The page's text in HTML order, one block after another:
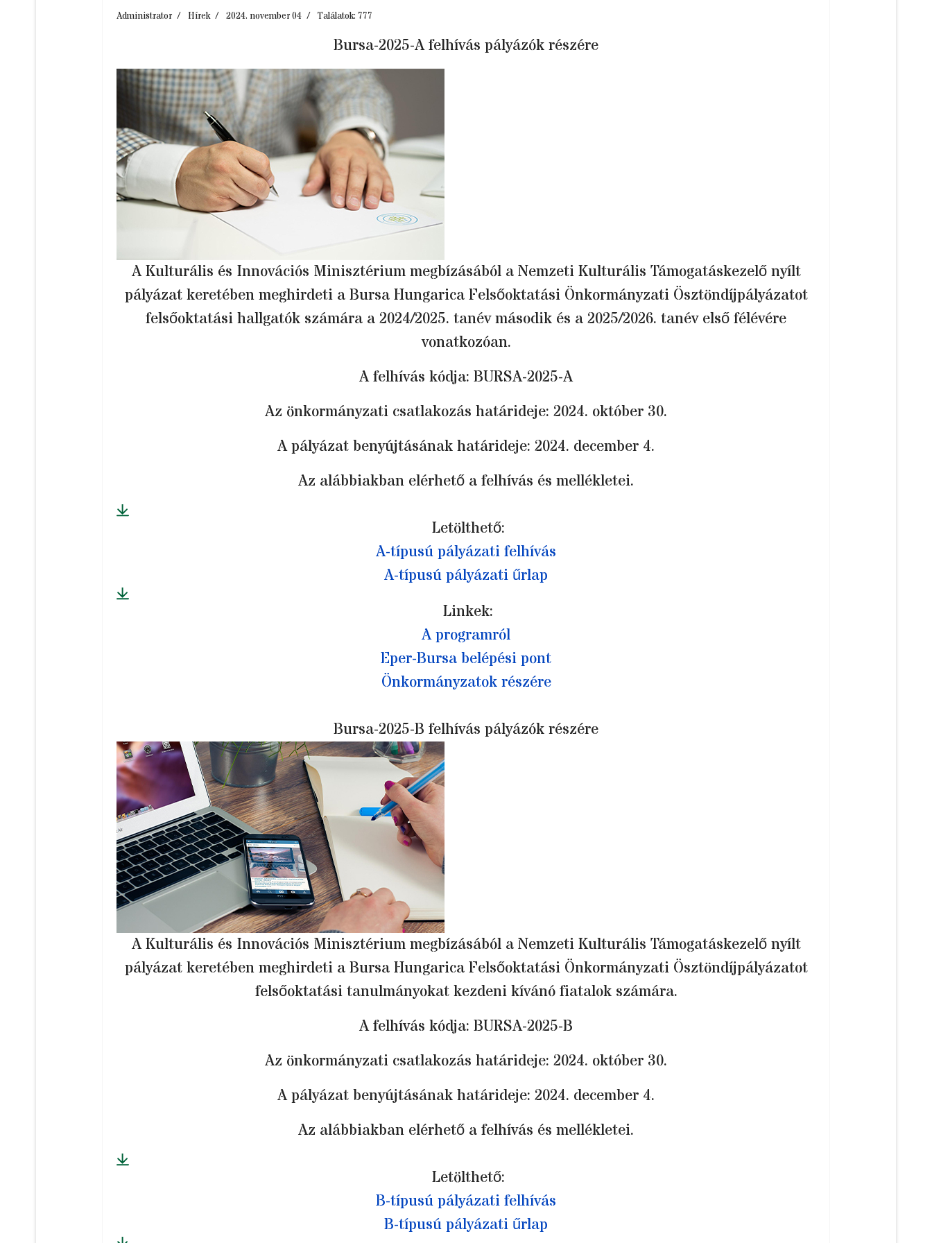
Administrator Hírek 2024. november 04 Találatok: 777
Bursa-2025-A felhívás pályázók részére
A Kulturális és Innovációs Minisztérium megbízásából a Nemzeti Kulturális Támogatáskezelő nyílt
pályázat keretében meghirdeti a Bursa Hungarica Felsőoktatási Önkormányzati Ösztöndíjpályázatot
felsőoktatási hallgatók számára a 2024/2025. tanév második és a 2025/2026. tanév első félévére
vonatkozóan.
A felhívás kódja: BURSA-2025-A
Az önkormányzati csatlakozás határideje: 2024. október 30.
A pályázat benyújtásának határideje: 2024. december 4.
Az alábbiakban elérhető a felhívás és mellékletei.
Letölthető:
A-típusú pályázati felhívás
A-típusú pályázati űrlap
Linkek:
A programról
Eper-Bursa belépési pont
Önkormányzatok részére
Bursa-2025-B felhívás pályázók részére
A Kulturális és Innovációs Minisztérium megbízásából a Nemzeti Kulturális Támogatáskezelő nyílt
pályázat keretében meghirdeti a Bursa Hungarica Felsőoktatási Önkormányzati Ösztöndíjpályázatot
felsőoktatási tanulmányokat kezdeni kívánó fiatalok számára.
A felhívás kódja: BURSA-2025-B
Az önkormányzati csatlakozás határideje: 2024. október 30.
A pályázat benyújtásának határideje: 2024. december 4.
Az alábbiakban elérhető a felhívás és mellékletei.
Letölthető:
B-típusú pályázati felhívás
B-típusú pályázati űrlap